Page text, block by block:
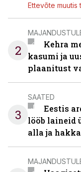
Ettevõte muutis
2
Kehra
kasumi ja
plaanitust
3
SAATED
Eestis
lööb laineid
alla ja